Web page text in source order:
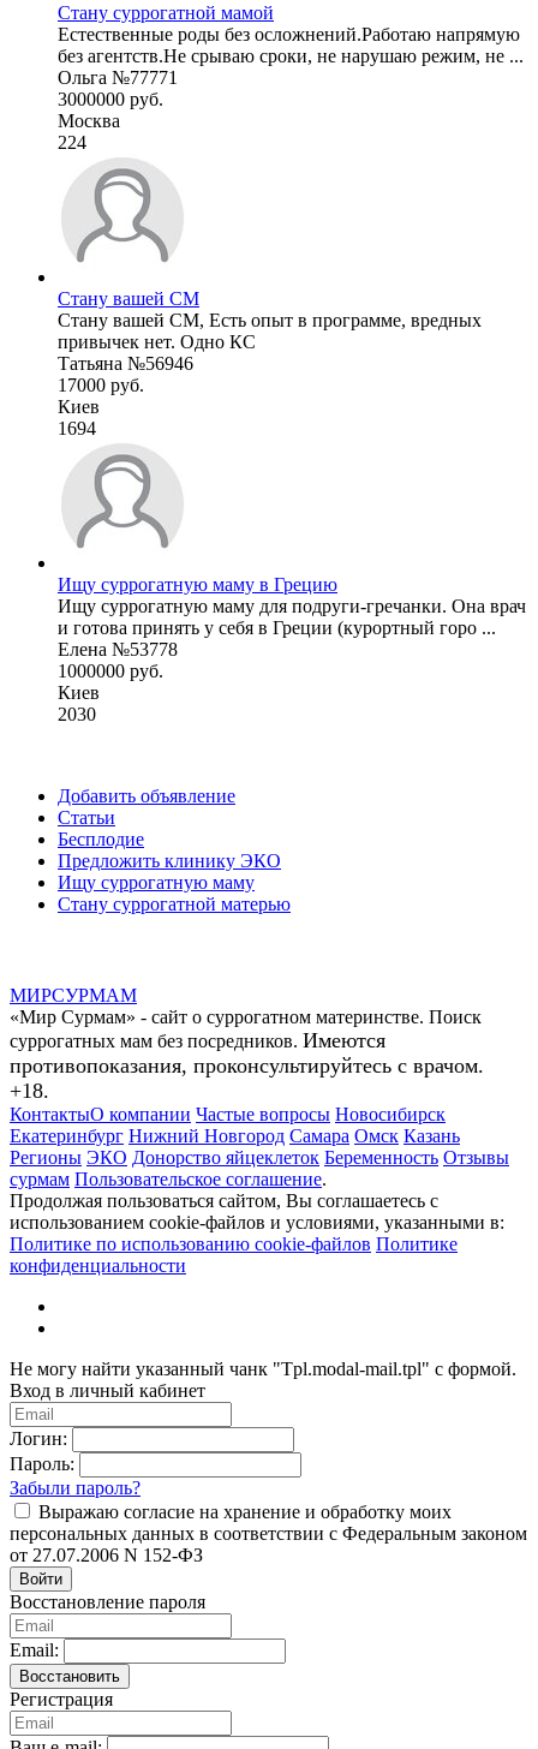
Стану суррогатной мамой
Естественные роды без осложнений.Работаю напрямую
без агентств.Не срываю сроки, не нарушаю режим, не ...
Ольга №77771
3000000 руб.
Москва
224
Стану вашей СМ
Стану вашей СМ, Есть опыт в программе, вредных
привычек нет. Одно КС
Татьяна №56946
17000 руб.
Киев
1694
Ищу суррогатную маму в Грецию
Ищу суррогатную маму для подруги-гречанки. Она врач
и готова принять у себя в Греции (курортный горо ...
Елена №53778
1000000 руб.
Киев
2030
Добавить объявление
Статьи
Бесплодие
Предложить клинику ЭКО
Ищу суррогатную маму
Стану суррогатной матерью
МИРСУРМАМ
«Мир Сурмам» - сайт о суррогатном материнстве. Поиск
суррогатных мам без посредников. Имеются
противопоказания, проконсультируйтесь с врачом.
+18.
КонтактыО компании Частые вопросы Новосибирск
Екатеринбург Нижний Новгород Самара Омск Казань
Регионы ЭКО Донорство яйцеклеток Беременность Отзывы
сурмам Пользовательское соглашение.
Продолжая пользоваться сайтом, Вы соглашаетесь с
использованием cookie-файлов и условиями, указанными в:
Политике по использованию cookie-файлов Политике
конфиденциальности
Не могу найти указанный чанк "Tpl.modal-mail.tpl" с формой.
Вход в личный кабинет
Логин:
Пароль:
Забыли пароль?
Выражаю согласие на хранение и обработку моих
персональных данных в соответствии с Федеральным законом
от 27.07.2006 N 152-ФЗ
Войти
Восстановление пароля
Email:
Восстановить
Регистрация